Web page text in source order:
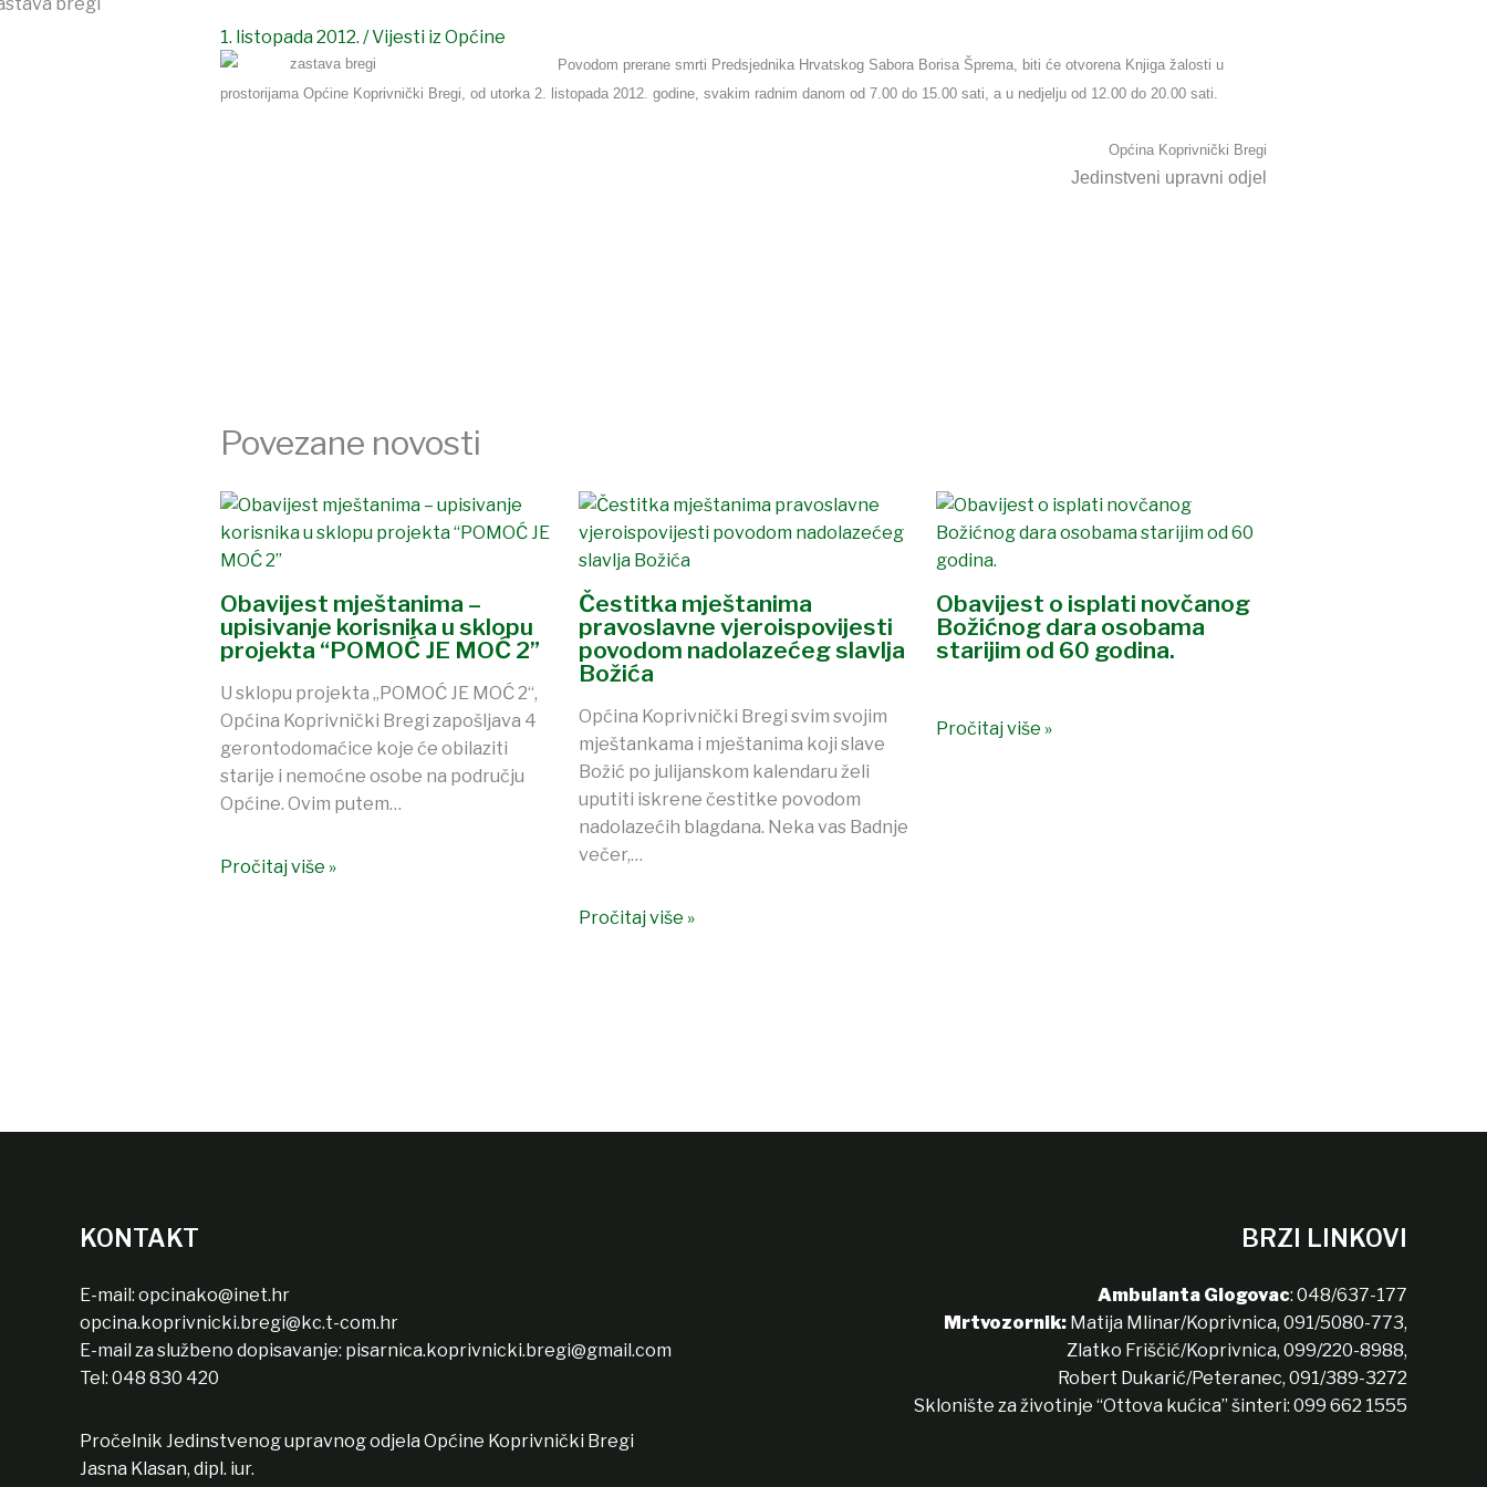
1. listopada 2012. /Vijesti iz Općine
Povodom prerane smrti Predsjednika Hrvatskog Sabora Borisa Šprema, biti će otvorena Knjiga žalosti u
prostorijama Općine Koprivnički Bregi, od utorka 2. listopada 2012. godine, svakim radnim danom od 7.00 do 15.00 sati, a u nedjelju od 12.00 do 20.00 sati.
Općina Koprivnički Bregi
Jedinstveni upravni odjel
Povezane novosti
Obavijest mještanima –
upisivanje korisnika u sklopu
projekta “POMOĆ JE MOĆ 2”
U sklopu projekta „POMOĆ JE MOĆ 2“,
Općina Koprivnički Bregi zapošljava 4
gerontodomaćice koje će obilaziti
starije i nemoćne osobe na području
Općine. Ovim putem…
Pročitaj više »
Čestitka mještanima
pravoslavne vjeroispovijesti
povodom nadolazećeg slavlja
Božića
Općina Koprivnički Bregi svim svojim
mještankama i mještanima koji slave
Božić po julijanskom kalendaru želi
uputiti iskrene čestitke povodom
nadolazećih blagdana. Neka vas Badnje
večer,…
Pročitaj više »
Obavijest o isplati novčanog
Božićnog dara osobama
starijim od 60 godina.
Pročitaj više »
KONTAKT
E-mail: opcinako@inet.hr
opcina.koprivnicki.bregi@kc.t-com.hr
E-mail za službeno dopisavanje: pisarnica.koprivnicki.bregi@gmail.com
Tel: 048 830 420
Pročelnik Jedinstvenog upravnog odjela Općine Koprivnički Bregi
Jasna Klasan, dipl. iur.
BRZI LINKOVI
Ambulanta Glogovac: 048/637-177
Mrtvozornik: Matija Mlinar/Koprivnica, 091/5080-773,
Zlatko Friščić/Koprivnica, 099/220-8988,
Robert Dukarić/Peteranec, 091/389-3272
Sklonište za životinje “Ottova kućica” šinteri: 099 662 1555